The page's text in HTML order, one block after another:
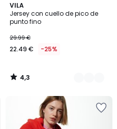
VILA
Jersey con cuello de pico de
punto fino
29.99 €
22.49 € -25%
4,3
/ 5
4
Colores
4,3
/